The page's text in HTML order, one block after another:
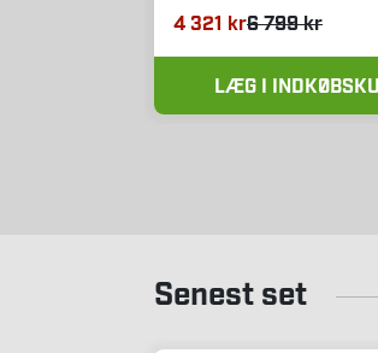
4 321 kr6 799 kr
LÆG I
Senest set